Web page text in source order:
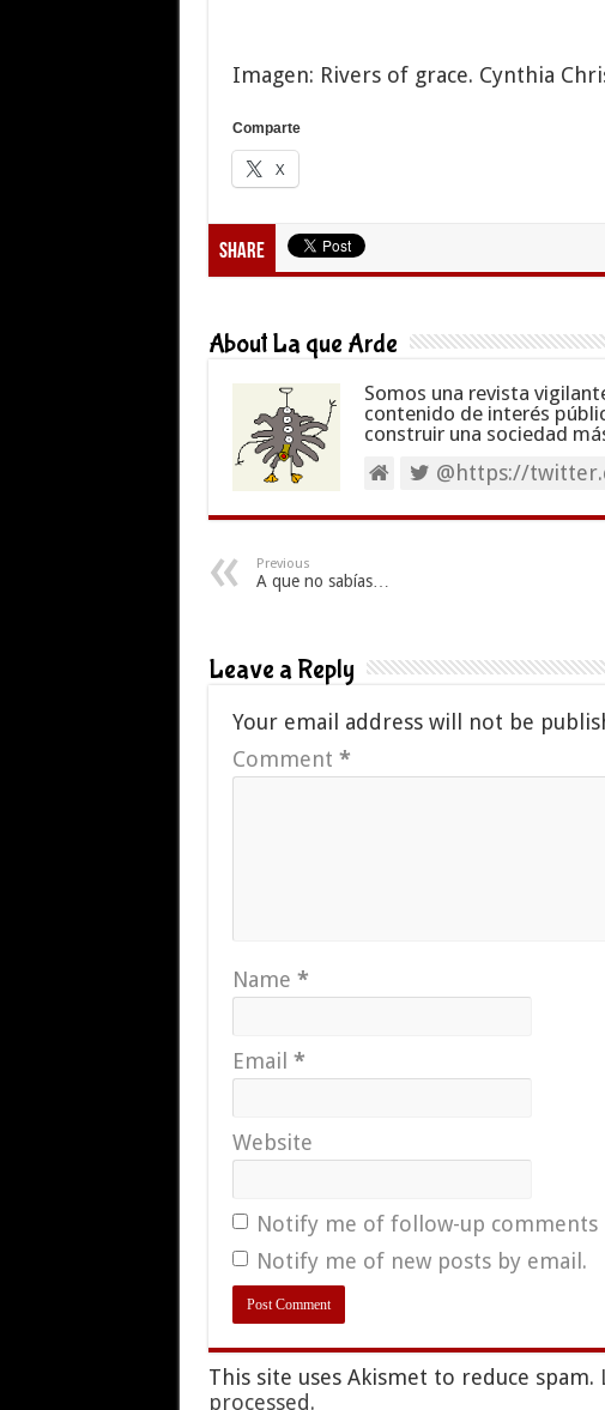
Imagen: Rivers of grace. Cynthia
Comparte
X
Share
About La que Arde
Somos una revista
contenido de interés
construir una sociedad
@https://
Previous
A que no sabías…
Leave a Reply
Your email address will not be
Comment *
Name *
Email *
Website
Notify me of follow-up comments
Notify me of new posts by email.
This site uses Akismet to reduce spam.
processed.